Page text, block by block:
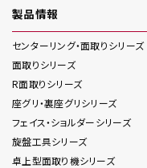
製品情報
センターリング・面取りシリーズ
面取りシリーズ
R面取りシリーズ
座グリ・裏座グリシリーズ
フェイス・ショルダーシリーズ
旋盤工具シリーズ
卓上型面取り機シリーズ